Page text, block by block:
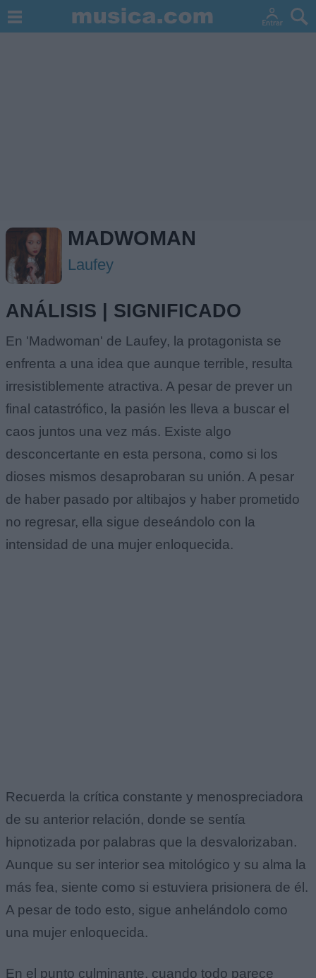
MADWOMAN
Laufey
ANÁLISIS | SIGNIFICADO
En 'Madwoman' de Laufey, la protagonista se
enfrenta a una idea que aunque terrible, resulta
irresistiblemente atractiva. A pesar de prever un
final catastrófico, la pasión les lleva a buscar el
caos juntos una vez más. Existe algo
desconcertante en esta persona, como si los
dioses mismos desaprobaran su unión. A pesar
de haber pasado por altibajos y haber prometido
no regresar, ella sigue deseándolo con la
intensidad de una mujer enloquecida.
Recuerda la crítica constante y menospreciadora
de su anterior relación, donde se sentía
hipnotizada por palabras que la desvalorizaban.
Aunque su ser interior sea mitológico y su alma la
más fea, siente como si estuviera prisionera de él.
A pesar de todo esto, sigue anhelándolo como
una mujer enloquecida.
En el punto culminante, cuando todo parece